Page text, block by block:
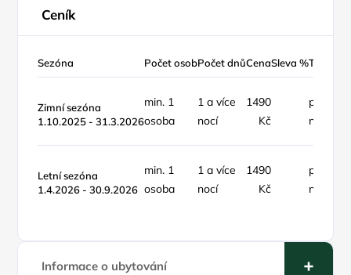
Ceník
Sezóna Počet osobPočet dnůCenaSleva %Typ ceny
Zimní sezóna
1.10.2025 - 31.3.2026
min. 1
osoba
1 a více
nocí
1490
Kč
pokoj /
noc
Letní sezóna
1.4.2026 - 30.9.2026
min. 1
osoba
1 a více
nocí
1490
Kč
pokoj /
noc
Informace o ubytování